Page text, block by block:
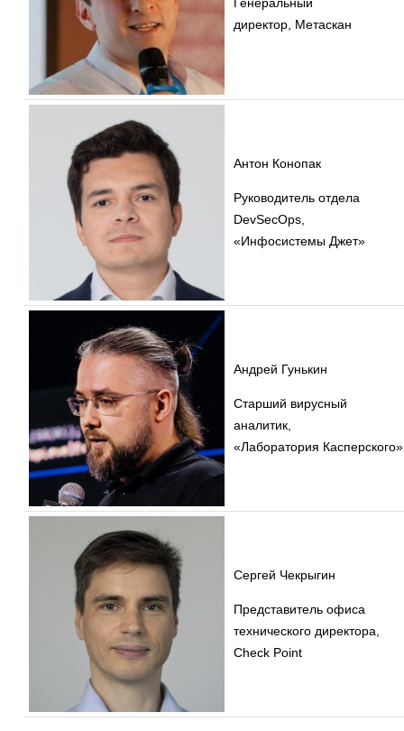
директор, Метаскан
Антон Конопак
Руководитель отдела
DevSecOps,
«Инфосистемы Джет»
Андрей Гунькин
Старший вирусный
аналитик,
«Лаборатория Касперского»
Сергей Чекрыгин
Представитель офиса
технического директора,
Check Point